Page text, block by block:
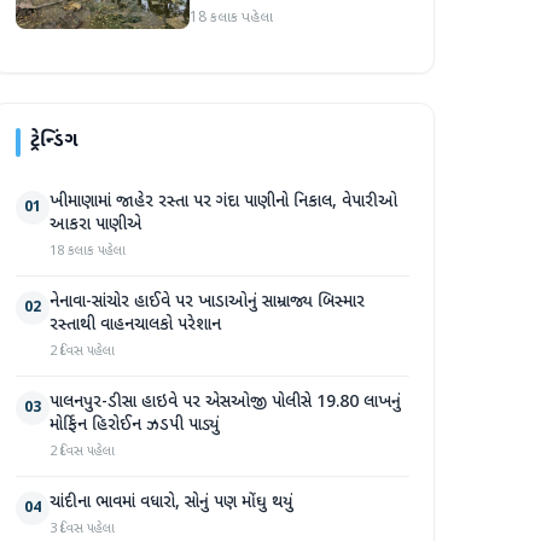
સપ્તાહમાં સેંકડો ભૂંડોના મોત
18 કલાક પહેલા
ટ્રેન્ડિંગ
01 ખીમાણામાં જાહેર રસ્તા પર ગંદા પાણીનો નિકાલ, વેપારીઓ
આકરા પાણીએ
18 કલાક પહેલા
02 નેનાવા-સાંચોર હાઈવે પર ખાડાઓનું સામ્રાજ્ય બિસ્માર
રસ્તાથી વાહનચાલકો પરેશાન
2 દિવસ પહેલા
03 પાલનપુર-ડીસા હાઇવે પર એસઓજી પોલીસે 19.80 લાખનું
મોર્ફિન હિરોઈન ઝડપી પાડ્યું
2 દિવસ પહેલા
04 ચાંદીના ભાવમાં વધારો, સોનું પણ મોંઘુ થયું
3 દિવસ પહેલા